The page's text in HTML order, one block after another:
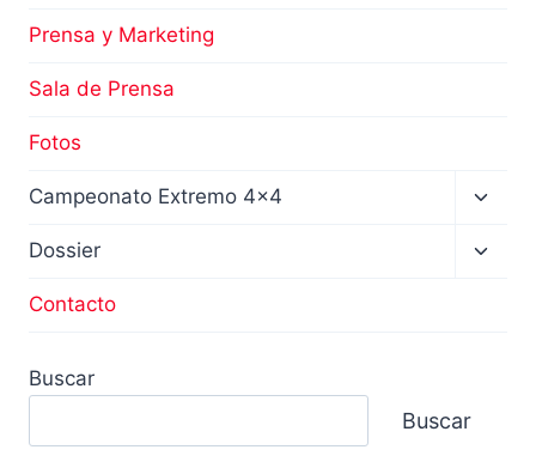
Prensa y Marketing
Sala de Prensa
Fotos
Campeonato Extremo 4×4
hijo
Dossier
Contacto
Buscar
Buscar